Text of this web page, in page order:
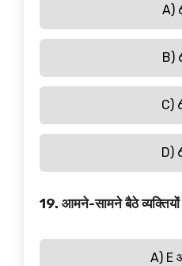
A)
B)
C)
D)
19. आमने-सामने बैठे
A) E